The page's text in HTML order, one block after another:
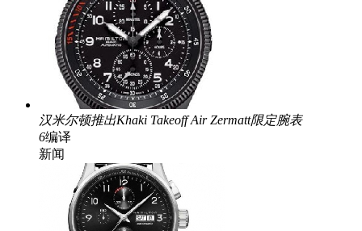
汉米尔顿推出Khaki Takeoff Air Zermatt限定腕表
6编译
新闻